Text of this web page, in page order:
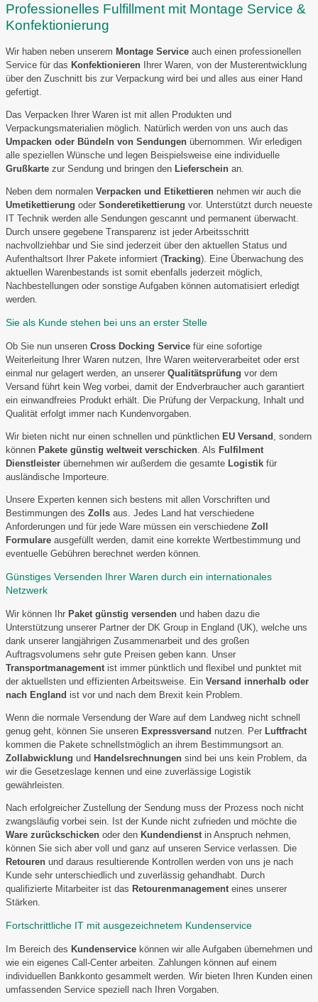
Professionelles Fulfillment mit Montage Service &
Konfektionierung
Wir haben neben unserem Montage Service auch einen professionellen
Service für das Konfektionieren Ihrer Waren, von der Musterentwicklung
über den Zuschnitt bis zur Verpackung wird bei und alles aus einer Hand
gefertigt.
Das Verpacken Ihrer Waren ist mit allen Produkten und
Verpackungsmaterialien möglich. Natürlich werden von uns auch das
Umpacken oder Bündeln von Sendungen übernommen. Wir erledigen
alle speziellen Wünsche und legen Beispielsweise eine individuelle
Grußkarte zur Sendung und bringen den Lieferschein an.
Neben dem normalen Verpacken und Etikettieren nehmen wir auch die
Umetikettierung oder Sonderetikettierung vor. Unterstützt durch neueste
IT Technik werden alle Sendungen gescannt und permanent überwacht.
Durch unsere gegebene Transparenz ist jeder Arbeitsschritt
nachvollziehbar und Sie sind jederzeit über den aktuellen Status und
Aufenthaltsort Ihrer Pakete informiert (Tracking). Eine Überwachung des
aktuellen Warenbestands ist somit ebenfalls jederzeit möglich,
Nachbestellungen oder sonstige Aufgaben können automatisiert erledigt
werden.
Sie als Kunde stehen bei uns an erster Stelle
Ob Sie nun unseren Cross Docking Service für eine sofortige
Weiterleitung Ihrer Waren nutzen, Ihre Waren weiterverarbeitet oder erst
einmal nur gelagert werden, an unserer Qualitätsprüfung vor dem
Versand führt kein Weg vorbei, damit der Endverbraucher auch garantiert
ein einwandfreies Produkt erhält. Die Prüfung der Verpackung, Inhalt und
Qualität erfolgt immer nach Kundenvorgaben.
Wir bieten nicht nur einen schnellen und pünktlichen EU Versand , sondern
können Pakete günstig weltweit verschicken . Als Fulfilment
Dienstleister übernehmen wir außerdem die gesamte Logistik für
ausländische Importeure.
Unsere Experten kennen sich bestens mit allen Vorschriften und
Bestimmungen des Zolls aus. Jedes Land hat verschiedene
Anforderungen und für jede Ware müssen ein verschiedene Zoll
Formulare ausgefüllt werden, damit eine korrekte Wertbestimmung und
eventuelle Gebühren berechnet werden können.
Günstiges Versenden Ihrer Waren durch ein internationales
Netzwerk
Wir können Ihr Paket günstig versenden und haben dazu die
Unterstützung unserer Partner der DK Group in England (UK), welche uns
dank unserer langjährigen Zusammenarbeit und des großen
Auftragsvolumens sehr gute Preisen geben kann. Unser
Transportmanagement ist immer pünktlich und flexibel und punktet mit
der aktuellsten und effizienten Arbeitsweise. Ein Versand innerhalb oder
nach England ist vor und nach dem Brexit kein Problem.
Wenn die normale Versendung der Ware auf dem Landweg nicht schnell
genug geht, können Sie unseren Expressversand nutzen. Per Luftfracht
kommen die Pakete schnellstmöglich an ihrem Bestimmungsort an.
Zollabwicklung und Handelsrechnungen sind bei uns kein Problem, da
wir die Gesetzeslage kennen und eine zuverlässige Logistik
gewährleisten.
Nach erfolgreicher Zustellung der Sendung muss der Prozess noch nicht
zwangsläufig vorbei sein. Ist der Kunde nicht zufrieden und möchte die
Ware zurückschicken oder den Kundendienst in Anspruch nehmen,
können Sie sich aber voll und ganz auf unseren Service verlassen. Die
Retouren und daraus resultierende Kontrollen werden von uns je nach
Kunde sehr unterschiedlich und zuverlässig gehandhabt. Durch
qualifizierte Mitarbeiter ist das Retourenmanagement eines unserer
Stärken.
Fortschrittliche IT mit ausgezeichnetem Kundenservice
Im Bereich des Kundenservice können wir alle Aufgaben übernehmen und
wie ein eigenes Call-Center arbeiten. Zahlungen können auf einem
individuellen Bankkonto gesammelt werden. Wir bieten Ihren Kunden einen
umfassenden Service speziell nach Ihren Vorgaben.